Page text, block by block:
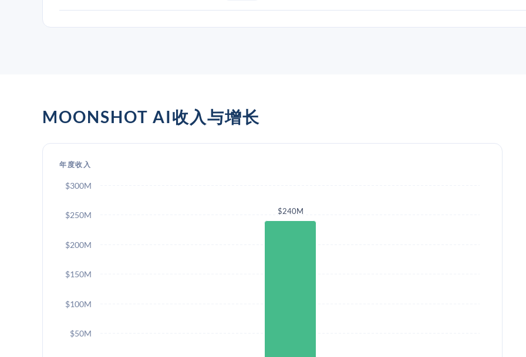
MOONSHOT AI收入与增长
年度收入
$240M
$50M
$100M
$150M
$200M
$250M
$300M